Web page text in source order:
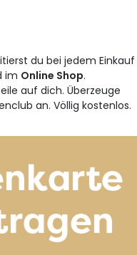
du bei jedem Einkauf
im Online Shop.
auf dich. Überzeuge
an. Völlig kostenlos.